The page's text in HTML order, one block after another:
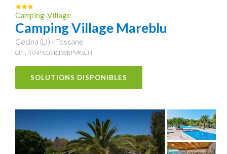
Camping-Village
Camping Village Mareblu
Cecina (LI) - Toscane
CIN: IT049007B1WBPVRSCN
SOLUTIONS DISPONIBLES